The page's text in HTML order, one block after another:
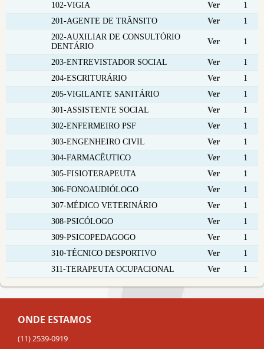
102-VIGIA
Ver
1
201-AGENTE DE TRÂNSITO
Ver
1
202-AUXILIAR DE CONSULTÓRIO
DENTÁRIO
Ver 1
203-ENTREVISTADOR SOCIAL Ver
1
204-ESCRITURÁRIO
Ver
1
205-VIGILANTE SANITÁRIO
Ver
1
301-ASSISTENTE SOCIAL
Ver
1
302-ENFERMEIRO PSF
Ver
1
303-ENGENHEIRO CIVIL
Ver
1
304-FARMACÊUTICO
Ver
1
305-FISIOTERAPEUTA
Ver
1
306-FONOAUDIÓLOGO
Ver
1
307-MÉDICO VETERINÁRIO
Ver
1
308-PSICÓLOGO
Ver
1
309-PSICOPEDAGOGO
Ver
1
310-TÉCNICO DESPORTIVO
Ver
1
311-TERAPEUTA OCUPACIONAL
Ver 1
ONDE ESTAMOS
(11) 2539-0919